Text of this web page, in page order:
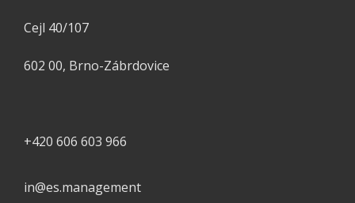
Cejl 40/107
602 00, Brno-Zábrdovice
+420 606 603 966
in@es.management